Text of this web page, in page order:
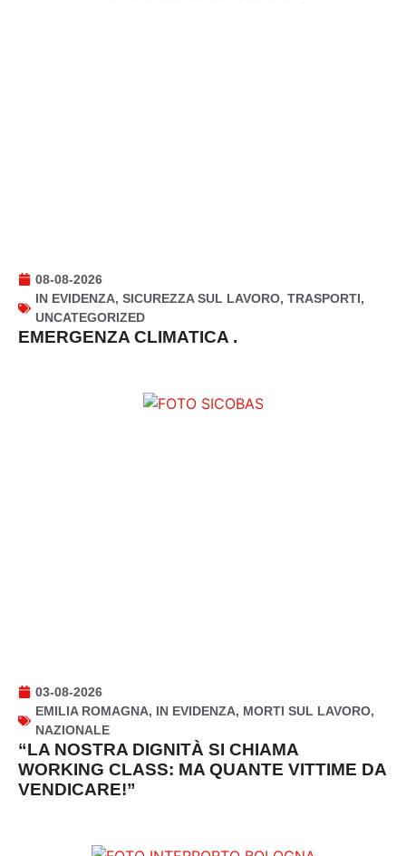
08-08-2026
IN EVIDENZA, SICUREZZA SUL LAVORO, TRASPORTI,
UNCATEGORIZED
EMERGENZA CLIMATICA .
03-08-2026
EMILIA ROMAGNA, IN EVIDENZA, MORTI SUL LAVORO,
NAZIONALE
“LA NOSTRA DIGNITÀ SI CHIAMA
WORKING CLASS: MA QUANTE VITTIME DA
VENDICARE!”